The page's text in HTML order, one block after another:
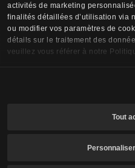
activités de marketing
finalités détaillées d’utilisation via
ou modifier vos paramètres de
détails sur le traitement des
veuillez vous référer à notre
Tout